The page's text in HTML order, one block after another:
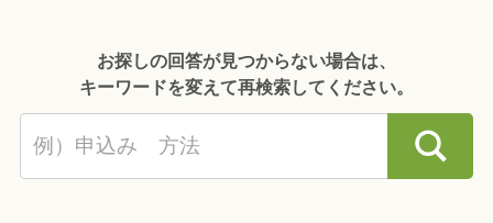
お探しの回答が見つからない場合は、
キーワードを変えて再検索してください。